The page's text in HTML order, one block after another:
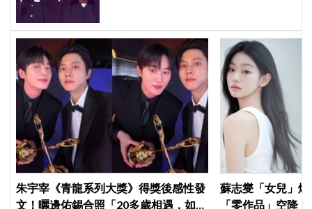
朱宇宰《青龍系列大獎》得獎後感性發
文！曬邊佑錫合照「20多歲相遇，如今
蘇志燮「女兒」
「零作品」空降